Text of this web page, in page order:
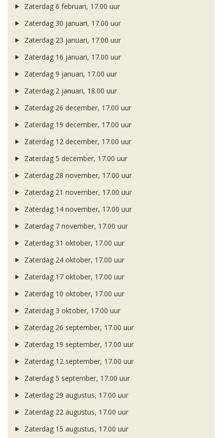
Zaterdag 6 februari, 17.00 uur
Zaterdag 30 januari, 17.00 uur
Zaterdag 23 januari, 17.00 uur
Zaterdag 16 januari, 17.00 uur
Zaterdag 9 januari, 17.00 uur
Zaterdag 2 januari, 18.00 uur
Zaterdag 26 december, 17.00 uur
Zaterdag 19 december, 17.00 uur
Zaterdag 12 december, 17.00 uur
Zaterdag 5 december, 17.00 uur
Zaterdag 28 november, 17.00 uur
Zaterdag 21 november, 17.00 uur
Zaterdag 14 november, 17.00 uur
Zaterdag 7 november, 17.00 uur
Zaterdag 31 oktober, 17.00 uur
Zaterdag 24 oktober, 17.00 uur
Zaterdag 17 oktober, 17.00 uur
Zaterdag 10 oktober, 17.00 uur
Zaterdag 3 oktober, 17.00 uur
Zaterdag 26 september, 17.00 uur
Zaterdag 19 september, 17.00 uur
Zaterdag 12 september, 17.00 uur
Zaterdag 5 september, 17.00 uur
Zaterdag 29 augustus, 17.00 uur
Zaterdag 22 augustus, 17.00 uur
Zaterdag 15 augustus, 17.00 uur